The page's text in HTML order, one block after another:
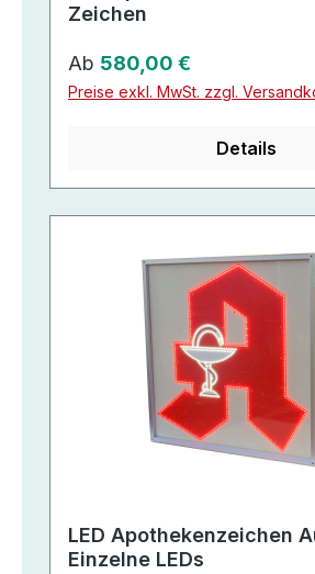
Zeichen
Regulärer Preis:
Ab 580,00 €
Preise exkl. MwSt. zzgl.
Details
LED Apothekenzeichen
Einzelne LEDs